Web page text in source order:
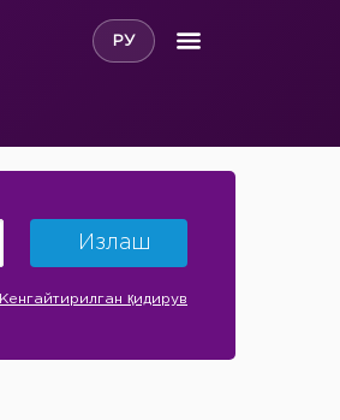
РУ
Излаш
Кенгайтирилган қидирув